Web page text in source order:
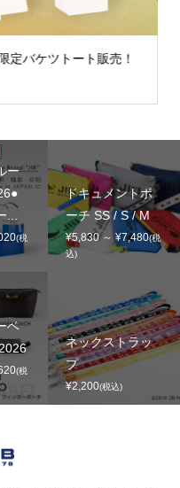
定バケツトート販売！
ー
...
(税
ドキュメントポ
ーチ SS / S / M
¥5,830 ～ ¥7,480(税
込)
ベ
(税
ネックストラッ
プ
¥2,200(税込)